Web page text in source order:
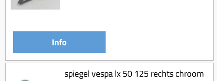
Info
spiegel vespa lx 50 125 rechts chroom